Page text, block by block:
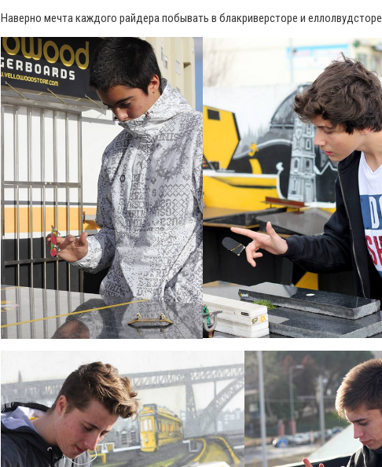
Наверно мечта каждого райдера побывать в блакриверсторе и еллолвудсторе